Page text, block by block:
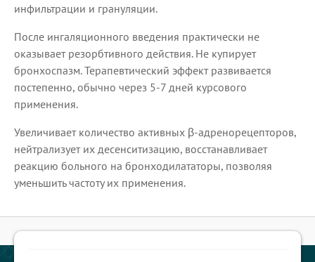
инфильтрации и грануляции.
После ингаляционного введения практически не
оказывает резорбтивного действия. Не купирует
бронхоспазм. Терапевтический эффект развивается
постепенно, обычно через 5-7 дней курсового
применения.
Увеличивает количество активных β-адренорецепторов,
нейтрализует их десенситизацию, восстанавливает
реакцию больного на бронходилататоры, позволяя
уменьшить частоту их применения.